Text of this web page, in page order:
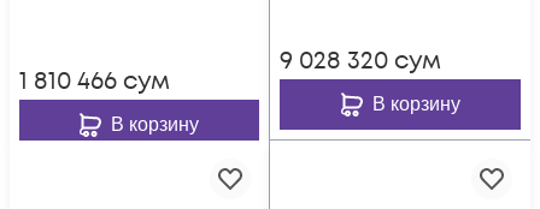
1 810 466 сум
В корзину
9 028 320 сум
В корзину